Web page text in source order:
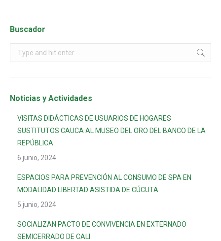
Buscador
Noticias y Actividades
VISITAS DIDÁCTICAS DE USUARIOS DE HOGARES
SUSTITUTOS CAUCA AL MUSEO DEL ORO DEL BANCO DE LA
REPÚBLICA
6 junio, 2024
ESPACIOS PARA PREVENCIÓN AL CONSUMO DE SPA EN
MODALIDAD LIBERTAD ASISTIDA DE CÚCUTA
5 junio, 2024
SOCIALIZAN PACTO DE CONVIVENCIA EN EXTERNADO
SEMICERRADO DE CALI